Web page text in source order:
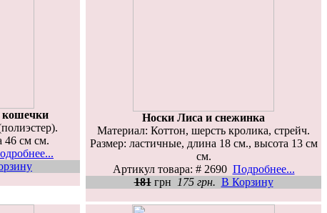
кошечки
46 см см.
Носки Лиса и снежинка
Материал: Коттон, шерсть кролика, стрейч.
Размер: ластичные, длина 18 см., высота 13 см
см.
Артикул товара: # 2690 Подробнее...
181грн 175 грн. В Корзину